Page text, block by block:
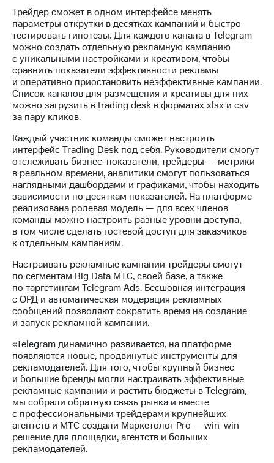
Корпоративный
секретарь
Раскрытие
информации
Информация
акционерам
Документы
ПАО
"МТС"
Собрания
акционеров
Личный
кабинет
акционера
Акционерный
капитал
Контроль
и
аудит
Рынок
акций
Описание
Программа
приобретения
Порядок
выкупа
акций
Рынок
облигаций
Описание
Еврооблигации-2023
Уведомление
о
погашении
именных
облигаций
Трейдер сможет в одном интерфейсе менять
параметры открутки в десятках кампаний и быстро
тестировать гипотезы. Для каждого канала в Telegram
можно создать отдельную рекламную кампанию
с уникальными настройками и креативом, чтобы
сравнить показатели эффективности рекламы
и оперативно приостановить неэффективные кампании.
Список каналов для размещения и креативы для них
можно загрузить в trading desk в форматах xlsx и csv
за пару кликов.
Каждый участник команды сможет настроить
интерфейс Trading Desk под себя. Руководители смогут
отслеживать бизнес-показатели, трейдеры — метрики
в реальном времени, аналитики смогут пользоваться
наглядными дашбордами и графиками, чтобы находить
зависимости по десяткам показателей. На платформе
реализована ролевая модель — для всех членов
команды можно настроить разные уровни доступа,
в том числе сделать гостевой доступ для заказчиков
к отдельным кампаниям.
Настраивать рекламные кампании трейдеры смогут
по сегментам Big Data МТС, своей базе, а также
по таргетингам Telegram Ads. Бесшовная интеграция
с ОРД и автоматическая модерация рекламных
сообщений позволяют сократить время на создание
и запуск рекламной кампании.
«Telegram динамично развивается, на платформе
появляются новые, продвинутые инструменты для
рекламодателей. Для того, чтобы крупный бизнес
и большие бренды могли настраивать эффективные
рекламные кампании и растить бюджеты в Telegram,
мы собрали обратную связь рынка и вместе
с профессиональными трейдерами крупнейших
агентств и МТС создали Маркетолог Pro — win-win
решение для площадки, агентств и больших
рекламодателей.